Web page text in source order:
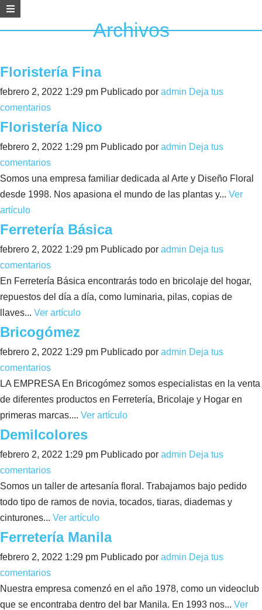
Archivos
Floristería Fina
febrero 2, 2022 1:29 pm Publicado por admin Deja tus
comentarios
Floristería Nico
febrero 2, 2022 1:29 pm Publicado por admin Deja tus
comentarios
Somos una empresa familiar dedicada al Arte y Diseño Floral
desde 1998. Nos apasiona el mundo de las plantas y... Ver
artículo
Ferretería Básica
febrero 2, 2022 1:29 pm Publicado por admin Deja tus
comentarios
En Ferretería Básica encontrarás todo en bricolaje del hogar,
repuestos del día a día, como luminaria, pilas, copias de
llaves... Ver artículo
Bricogómez
febrero 2, 2022 1:29 pm Publicado por admin Deja tus
comentarios
LA EMPRESA En Bricogómez somos especialistas en la venta
de diferentes productos en Ferretería, Bricolaje y Hogar en
primeras marcas.... Ver artículo
Demilcolores
febrero 2, 2022 1:29 pm Publicado por admin Deja tus
comentarios
Somos un taller de artesanía floral. Trabajamos bajo pedido
todo tipo de ramos de novia, tocados, tiaras, diademas y
cinturones... Ver artículo
Ferretería Manila
febrero 2, 2022 1:29 pm Publicado por admin Deja tus
comentarios
Nuestra empresa comenzó en el año 1978, como un videoclub
que se encontraba dentro del bar Manila. En 1993 nos... Ver